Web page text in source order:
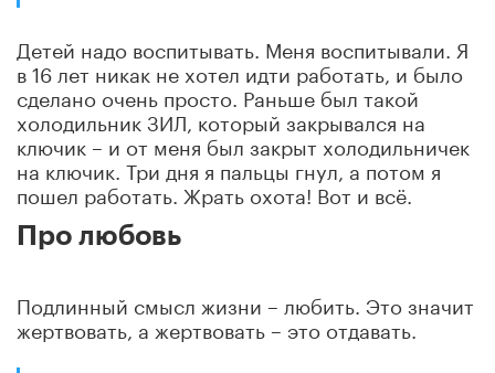
Детей надо воспитывать. Меня воспитывали. Я
в 16 лет никак не хотел идти работать, и было
сделано очень просто. Раньше был такой
холодильник ЗИЛ, который закрывался на
ключик – и от меня был закрыт холодильничек
на ключик. Три дня я пальцы гнул, а потом я
пошел работать. Жрать охота! Вот и всё.
Про любовь
Подлинный смысл жизни – любить. Это значит
жертвовать, а жертвовать – это отдавать.